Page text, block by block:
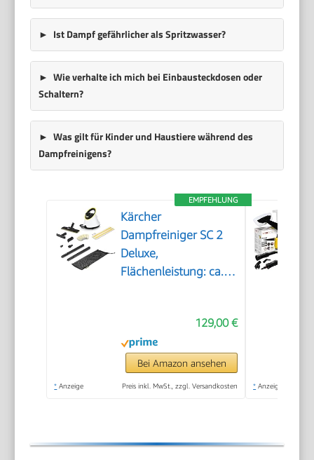
Ist Dampf gefährlicher als Spritzwasser?
Wie verhalte ich mich bei Einbausteckdosen oder
Schaltern?
Was gilt für Kinder und Haustiere während des
Dampfreinigens?
EMPFEHLUNG
Kärcher
Dampfreiniger SC 2
Deluxe,
Flächenleistung: ca.
bar, Aufheizzeit: 6,5
min., Heizleistung:
1.500 W, mit
Bodenreinigungsset
129,00 €
Bei Amazon ansehen
* Anzeige Preis inkl. MwSt., zzgl. Versandkosten * Anzeige